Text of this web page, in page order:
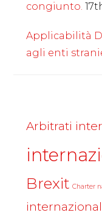
congiunto.
Applicabilità
agli enti
Arbitrati
Brexit Charter